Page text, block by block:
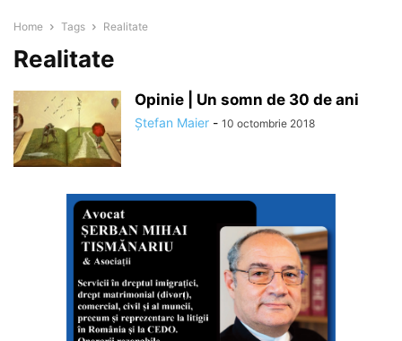
Home Tags Realitate
Realitate
Opinie | Un somn de 30 de ani
Ștefan Maier - 10 octombrie 2018